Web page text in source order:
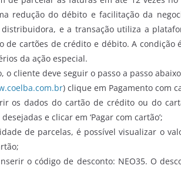
redução do débito e facilitação da
e a transação utiliza a
de cartões de crédito e débito. A condição
da ação especial.
o cliente deve seguir o passo a passo
) clique em Pagamento com
os dados do cartão de crédito ou do
e clicar em ‘Pagar com cartão’;
de parcelas, é possível visualizar o
o código de desconto: NEO35. O